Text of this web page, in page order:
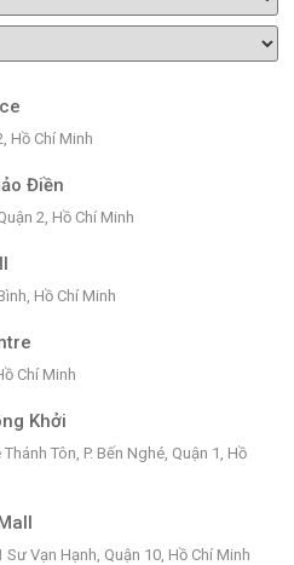
Hồ Chí Minh
Điền
2, Hồ Chí Minh
Hồ Chí Minh
Chí Minh
Khởi
Tôn, P. Bến Nghé, Quận 1, Hồ
Vạn Hạnh, Quận 10, Hồ Chí Minh